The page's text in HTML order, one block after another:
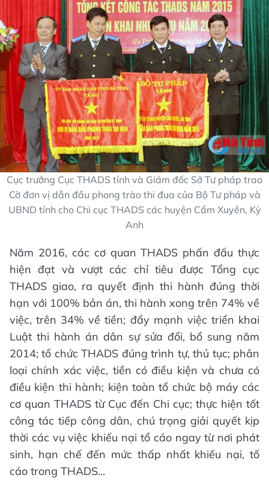
Cục trưởng Cục THADS tỉnh và Giám đốc Sở Tư pháp trao
Cờ đơn vị dẫn đầu phong trào thi đua của Bộ Tư pháp và
UBND tỉnh cho Chi cục THADS các huyện Cẩm Xuyên, Kỳ
Anh
Năm 2016, các cơ quan THADS phấn đấu thực
hiện đạt và vượt các chỉ tiêu được Tổng cục
THADS giao, ra quyết định thi hành đúng thời
hạn với 100% bản án, thi hành xong trên 74% về
việc, trên 34% về tiền; đẩy mạnh việc triển khai
Luật thi hành án dân sự sửa đổi, bổ sung năm
2014; tổ chức THADS đúng trình tự, thủ tục; phân
loại chính xác việc, tiền có điều kiện và chưa có
điều kiện thi hành; kiện toàn tổ chức bộ máy các
cơ quan THADS từ Cục đến Chi cục; thực hiện tốt
công tác tiếp công dân, chú trọng giải quyết kịp
thời các vụ việc khiếu nại tổ cáo ngay từ nơi phát
sinh, hạn chế đến mức thấp nhất khiếu nại, tố
cáo trong THADS...